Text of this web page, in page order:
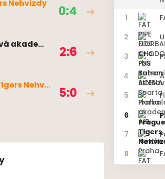
Nehvizdy 0:4
akademi
2:6
Nehviz
5:0
1
2
3
4
5
6
7
8